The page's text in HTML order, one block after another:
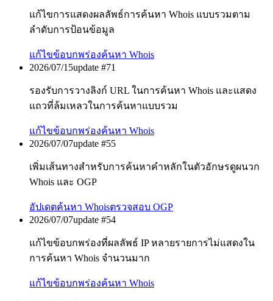
แก้ไขการแสดงผลลัพธ์การค้นหา Whois แบบรวมตาม
ลำดับการป้อนข้อมูล
แก้ไขข้อบกพร่องค้นหา Whois
2026/07/15update #71
รองรับการวางลิงก์ URL ในการค้นหา Whois และแสดง
แถวที่ล้มเหลวในการค้นหาแบบรวม
แก้ไขข้อบกพร่องค้นหา Whois
2026/07/07update #55
เพิ่มเส้นทางสำหรับการค้นหาคำหลักในตัวอักษรดูผนวก
Whois และ OGP
อัปเดตค้นหา Whoisตรวจสอบ OGP
2026/07/07update #54
แก้ไขข้อบกพร่องที่ผลลัพธ์ IP หลายรายการไม่แสดงใน
การค้นหา Whois จำนวนมาก
แก้ไขข้อบกพร่องค้นหา Whois